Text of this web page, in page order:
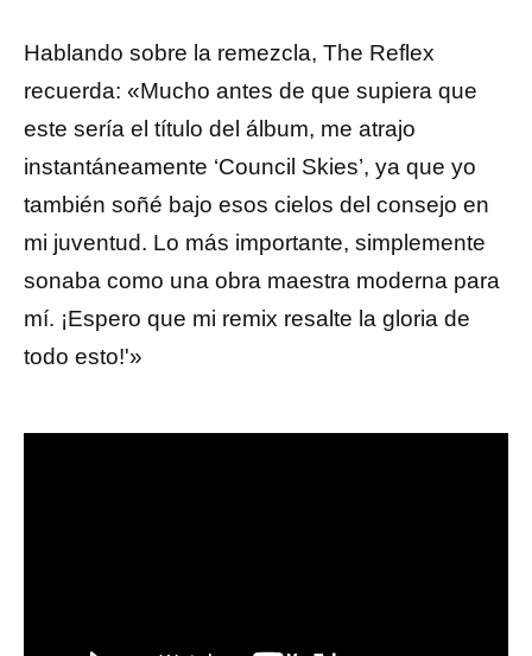
Hablando sobre la remezcla, The Reflex
recuerda: «Mucho antes de que supiera que
este sería el título del álbum, me atrajo
instantáneamente ‘Council Skies’, ya que yo
también soñé bajo esos cielos del consejo en
mi juventud. Lo más importante, simplemente
sonaba como una obra maestra moderna para
mí. ¡Espero que mi remix resalte la gloria de
todo esto!'»